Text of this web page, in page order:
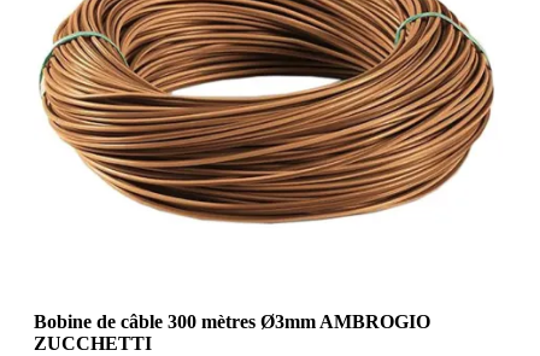
Bobine de câble 300 mètres Ø3mm AMBROGIO
ZUCCHETTI